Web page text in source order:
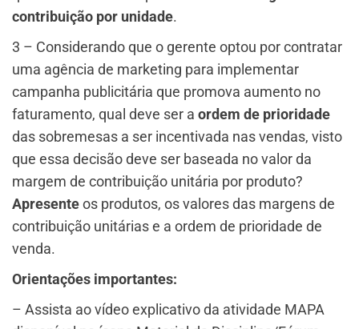
contribuição por unidade.
3 – Considerando que o gerente optou por contratar
uma agência de marketing para implementar
campanha publicitária que promova aumento no
faturamento, qual deve ser a ordem de prioridade
das sobremesas a ser incentivada nas vendas, visto
que essa decisão deve ser baseada no valor da
margem de contribuição unitária por produto?
Apresenteos produtos, os valores das margens de
contribuição unitárias e a ordem de prioridade de
venda.​
Orientações importantes:
– Assista ao vídeo explicativo da atividade MAPA